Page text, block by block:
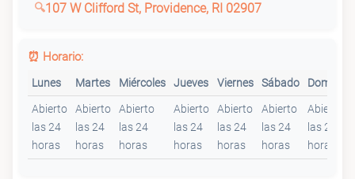
107 W Clifford St, Providence, RI 02907
⏰ Horario:
Lunes Martes Miércoles Jueves Viernes Sábado Domingo
Abierto
las 24
horas
Abierto
las 24
horas
Abierto
las 24
horas
Abierto
las 24
horas
Abierto
las 24
horas
Abierto
las 24
horas
Abierto
las 24
horas